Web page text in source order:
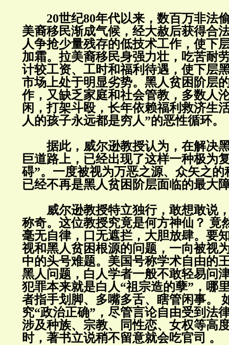
20世纪80年代以来，数百万非法
美裔移民渐成气候，经大赦后获得合
人争抢少量残存的低技术工作，使下
加霜。拉美裔移民身强力壮，吃苦耐
计较工资、工时和福利待遇，使下层
市场上处于明显劣势。黑人贫困阶层
作，又缺乏家庭和社会管教，多数人
闲，打架斗殴，长年依赖福利救济生
人的孩子永远都是穷人”的恶性循环。
据此，威尔逊教授认为，在解决
巨道路上，已经出现了这样一种极为
碍”。一度被视为万恶之源、众矢之
已经不再是黑人贫困阶层面临的最大
威尔逊教授特立独行，敢想敢说
称奇。这位教授究竟是何方神仙？ 竟
毫无自律，口无遮拦，大胆放肆。要
视和黑人贫困根源的问题，一向被视
中的头号难题。美国号称学术自由的
黑人问题，白人学者一般不敢轻易问
犯罪本来就是白人“祖宗造的孽”，哪
者指手划脚、多嘴多舌、瞎管闲事。
究“政治正确”，尽管言论自由受到法
涉及种族、宗教、同性恋、女权等高
时，著书立说稍不留意就会吃官司 。